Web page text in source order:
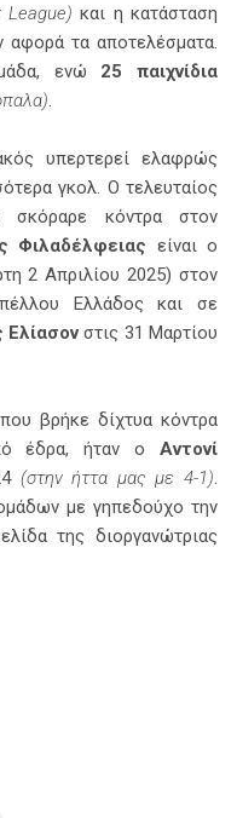
League) και η κατάσταση
αφορά τα αποτελέσματα.
ενώ 25 παιχνίδια
υπερτερεί ελαφρώς
γκολ. Ο τελευταίος
κόντρα στον
Φιλαδέλφειας είναι ο
2 Απριλίου 2025) στον
Ελλάδος και σε
Ελίασονστις 31 Μαρτίου
βρήκε δίχτυα κόντρα
έδρα, ήταν ο Αντονί
(στην ήττα μας με 4-1)
με γηπεδούχο την
της διοργανώτριας